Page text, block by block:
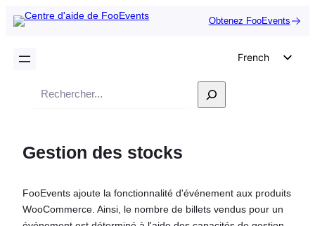
Obtenez FooEvents
French
Portuguese
Polish
Recherche
Gestion des stocks
FooEvents ajoute la fonctionnalité d'événement aux produits
WooCommerce. Ainsi, le nombre de billets vendus pour un